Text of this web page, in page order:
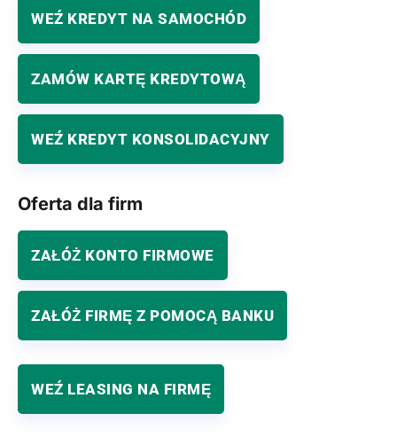
WEŹ KREDYT NA SAMOCHÓD
ZAMÓW KARTĘ KREDYTOWĄ
WEŹ KREDYT KONSOLIDACYJNY
Oferta dla firm
ZAŁÓŻ KONTO FIRMOWE
ZAŁÓŻ FIRMĘ Z POMOCĄ BANKU
WEŹ LEASING NA FIRMĘ